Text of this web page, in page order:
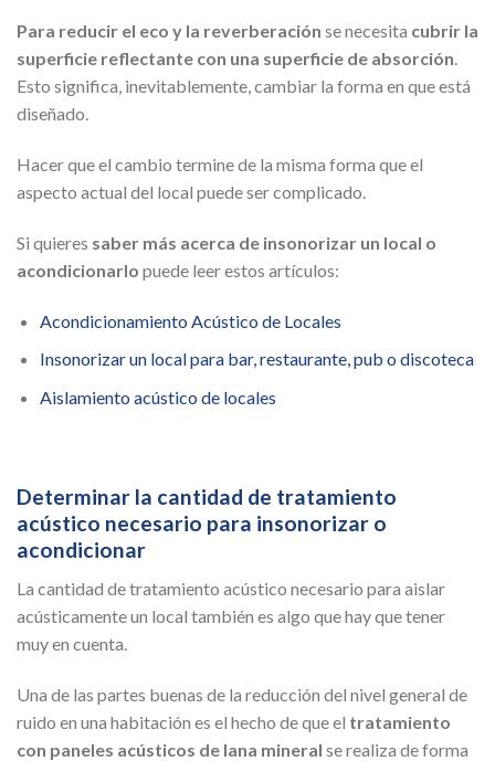
Para reducir el eco y la reverberación se necesita cubrir la
superficie reflectante con una superficie de absorción.
Esto significa, inevitablemente, cambiar la forma en que está
diseñado.
Hacer que el cambio termine de la misma forma que el
aspecto actual del local puede ser complicado.
Si quieres saber más acerca de insonorizar un local o
acondicionarlo puede leer estos artículos:
Acondicionamiento Acústico de Locales
Insonorizar un local para bar, restaurante, pub o discoteca
Aislamiento acústico de locales
Determinar la cantidad de tratamiento
acústico necesario para insonorizar o
acondicionar
La cantidad de tratamiento acústico necesario para aislar
acústicamente un local también es algo que hay que tener
muy en cuenta.
Una de las partes buenas de la reducción del nivel general de
ruido en una habitación es el hecho de que el tratamiento
con paneles acústicos de lana mineral se realiza de forma